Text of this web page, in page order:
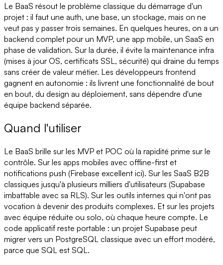
Le BaaS résout le problème classique du démarrage d'un
projet : il faut une auth, une base, un stockage, mais on ne
veut pas y passer trois semaines. En quelques heures, on a un
backend complet pour un MVP, une app mobile, un SaaS en
phase de validation. Sur la durée, il évite la maintenance infra
(mises à jour OS, certificats SSL, sécurité) qui draine du temps
sans créer de valeur métier. Les développeurs frontend
gagnent en autonomie : ils livrent une fonctionnalité de bout
en bout, du design au déploiement, sans dépendre d'une
équipe backend séparée.
Quand l'utiliser
Le BaaS brille sur les MVP et POC où la rapidité prime sur le
contrôle. Sur les apps mobiles avec offline-first et
notifications push (Firebase excellent ici). Sur les SaaS B2B
classiques jusqu'à plusieurs milliers d'utilisateurs (Supabase
imbattable avec sa RLS). Sur les outils internes qui n'ont pas
vocation à devenir des produits complexes. Et sur les projets
avec équipe réduite ou solo, où chaque heure compte. Le
code applicatif reste portable : un projet Supabase peut
migrer vers un PostgreSQL classique avec un effort modéré,
parce que SQL est SQL.